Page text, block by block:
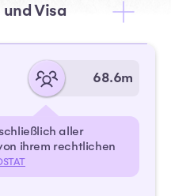
Visa
68.6m
aller
ihrem rechtlichen